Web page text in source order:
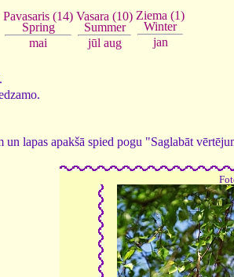
Pavasaris (14)
Spring
mai
Vasara (10)
Summer
jūl aug
Ziema (1)
Winter
jan
lapas apakšā spied pogu "Saglabāt